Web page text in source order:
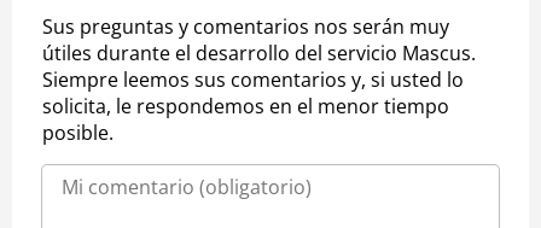
Sus preguntas y comentarios nos serán muy
útiles durante el desarrollo del servicio Mascus.
Siempre leemos sus comentarios y, si usted lo
solicita, le respondemos en el menor tiempo
posible.